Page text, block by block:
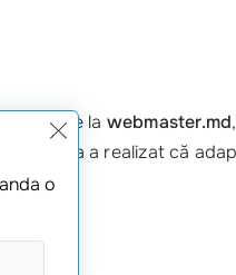
de la webmaster.md
a realizat că
o